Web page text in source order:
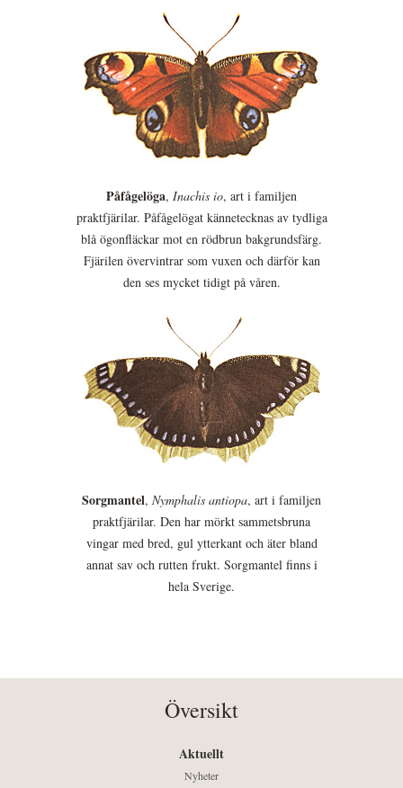
Påfågelöga, Inachis io, art i familjen
praktfjärilar. Påfågelögat kännetecknas av tydliga
blå ögonfläckar mot en rödbrun bakgrundsfärg.
Fjärilen övervintrar som vuxen och därför kan
den ses mycket tidigt på våren.
Sorgmantel, Nymphalis antiopa, art i familjen
praktfjärilar. Den har mörkt sammetsbruna
vingar med bred, gul ytterkant och äter bland
annat sav och rutten frukt. Sorgmantel finns i
hela Sverige.
Översikt
Aktuellt
Nyheter